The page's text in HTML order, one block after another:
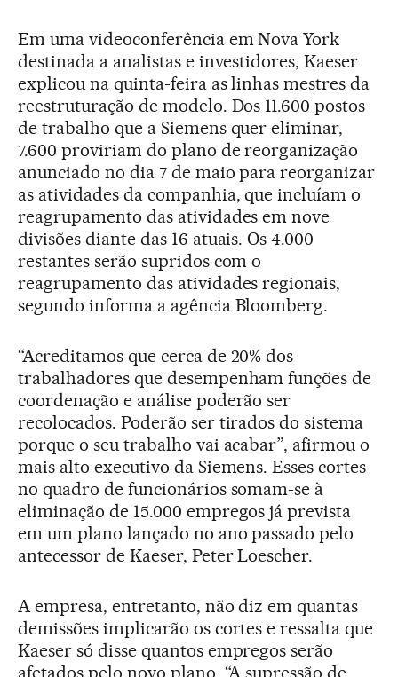
Em uma videoconferência em Nova York
destinada a analistas e investidores, Kaeser
explicou na quinta-feira as linhas mestres da
reestruturação de modelo. Dos 11.600 postos
de trabalho que a Siemens quer eliminar,
7.600 proviriam do plano de reorganização
anunciado no dia 7 de maio para reorganizar
as atividades da companhia, que incluíam o
reagrupamento das atividades em nove
divisões diante das 16 atuais. Os 4.000
restantes serão supridos com o
reagrupamento das atividades regionais,
segundo informa a agência Bloomberg.
“Acreditamos que cerca de 20% dos
trabalhadores que desempenham funções de
coordenação e análise poderão ser
recolocados. Poderão ser tirados do sistema
porque o seu trabalho vai acabar”, afirmou o
mais alto executivo da Siemens. Esses cortes
no quadro de funcionários somam-se à
eliminação de 15.000 empregos já prevista
em um plano lançado no ano passado pelo
antecessor de Kaeser, Peter Loescher.
A empresa, entretanto, não diz em quantas
demissões implicarão os cortes e ressalta que
Kaeser só disse quantos empregos serão
afetados pelo novo plano. “A supressão de